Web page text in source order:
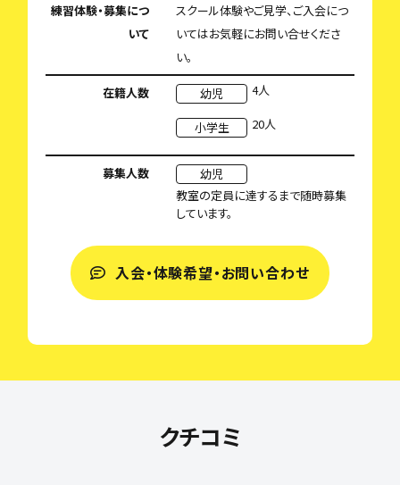
練習体験・募集につ
いて
スクール体験やご見学、ご入会につ
いてはお気軽にお問い合せくださ
い。
在籍人数 幼児 4人
小学生 20人
募集人数
幼児
教室の定員に達するまで随時募集
しています。
入会・体験希望・お問い合わせ
クチコミ